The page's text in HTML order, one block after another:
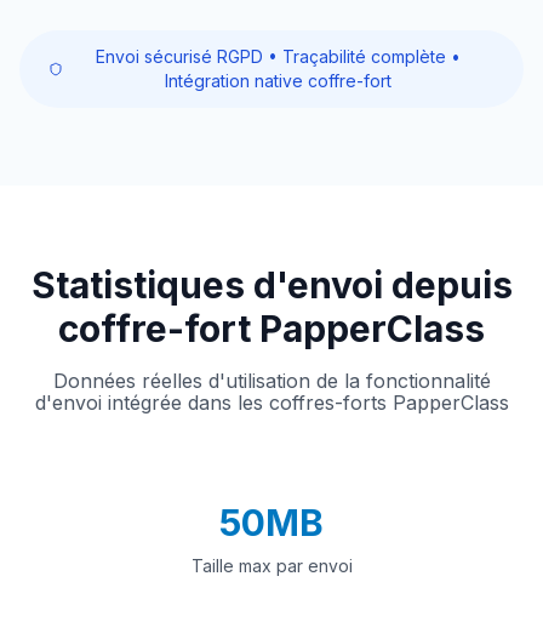
Envoi sécurisé RGPD • Traçabilité complète •
Intégration native coffre-fort
Statistiques d'envoi depuis
coffre-fort PapperClass
Données réelles d'utilisation de la fonctionnalité
d'envoi intégrée dans les coffres-forts PapperClass
50MB
Taille max par envoi